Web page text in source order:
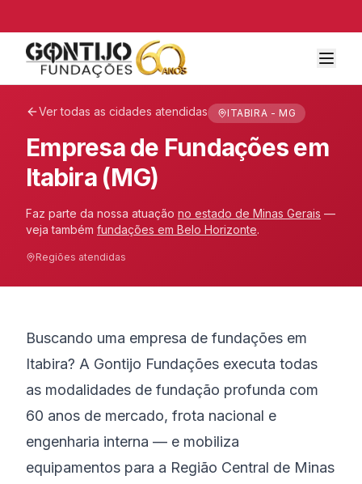
Ver todas as cidades atendidas ITABIRA - MG
Empresa de Fundações em
Itabira (MG)
Faz parte da nossa atuação no estado de Minas Gerais —
veja também fundações em Belo Horizonte.
Regiões atendidas
Buscando uma empresa de fundações em
Itabira? A Gontijo Fundações executa todas
as modalidades de fundação profunda com
60 anos de mercado, frota nacional e
engenharia interna — e mobiliza
equipamentos para a Região Central de Minas